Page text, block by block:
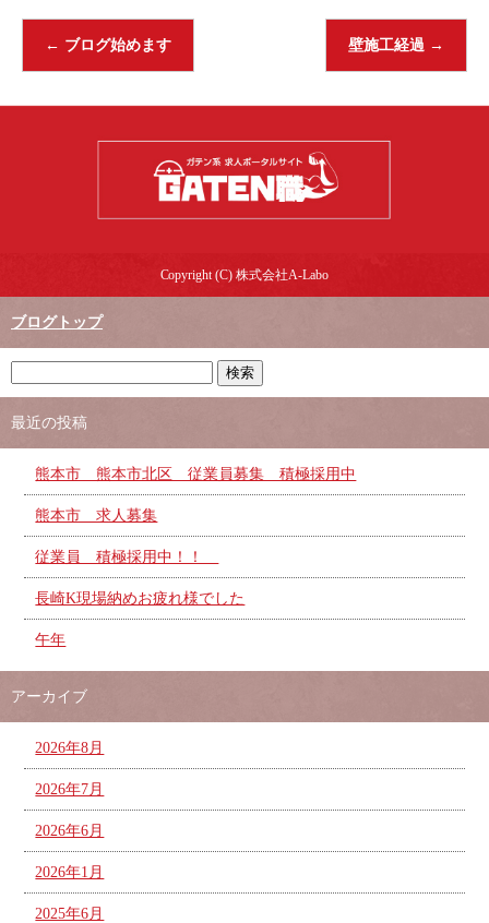
← ブログ始めます 壁施工経過 →
Copyright (C) 株式会社A-Labo
ブログトップ
最近の投稿
熊本市 熊本市北区 従業員募集 積極採用中
熊本市 求人募集
従業員 積極採用中！！
長崎K現場納めお疲れ様でした
午年
アーカイブ
2026年8月
2026年7月
2026年6月
2026年1月
2025年6月